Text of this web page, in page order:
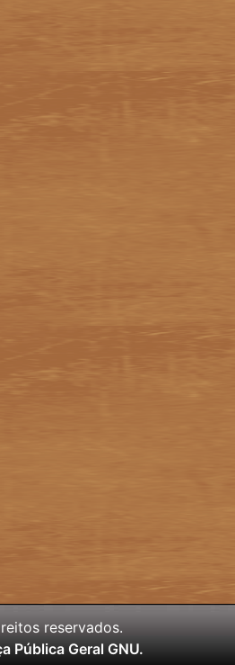
reservados.
Pública Geral GNU.